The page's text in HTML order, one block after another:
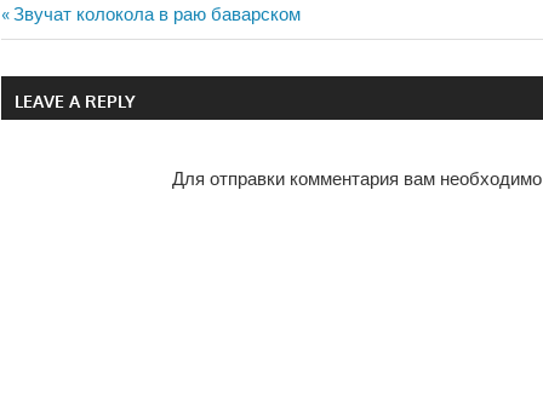
Навигация
по
Previous
Post:
Звучат колокола в раю баварском
LEAVE A REPLY
Для отправки комментария вам необходимо